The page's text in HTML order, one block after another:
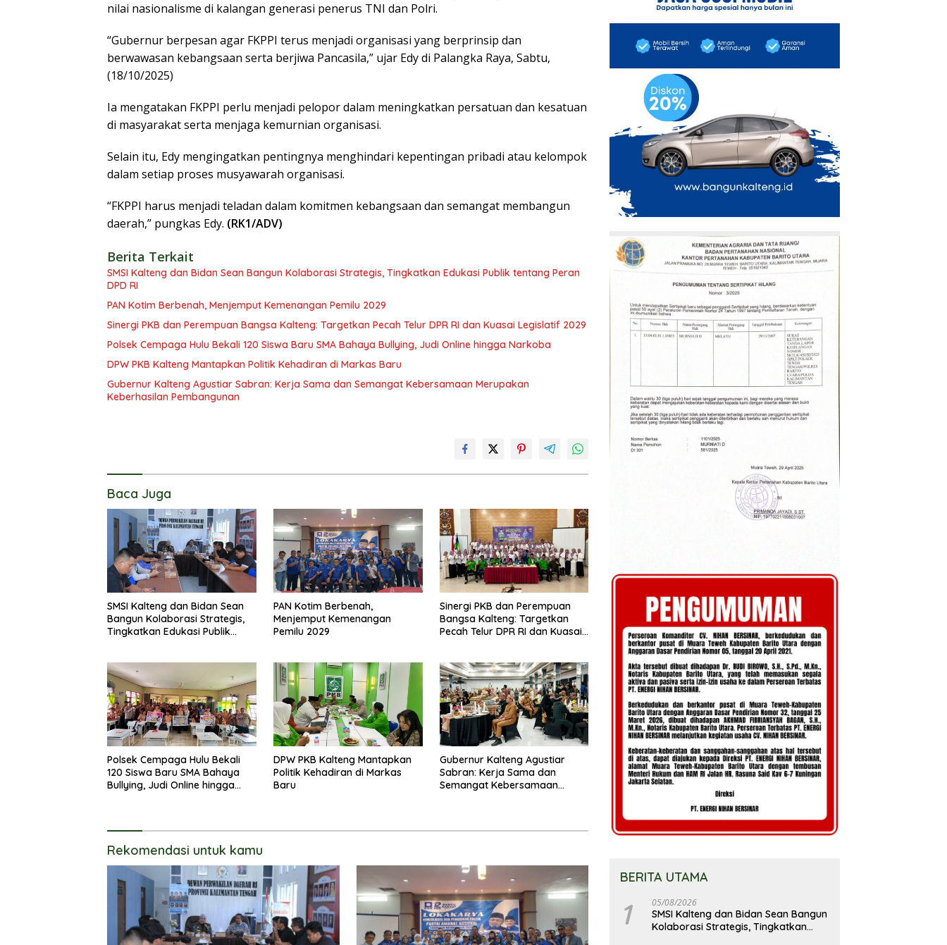
nilai nasionalisme di kalangan generasi penerus TNI dan Polri.
“Gubernur berpesan agar FKPPI terus menjadi organisasi yang berprinsip dan
berwawasan kebangsaan serta berjiwa Pancasila,” ujar Edy di Palangka Raya, Sabtu,
(18/10/2025)
Ia mengatakan FKPPI perlu menjadi pelopor dalam meningkatkan persatuan dan kesatuan
di masyarakat serta menjaga kemurnian organisasi.
Selain itu, Edy mengingatkan pentingnya menghindari kepentingan pribadi atau kelompok
dalam setiap proses musyawarah organisasi.
“FKPPI harus menjadi teladan dalam komitmen kebangsaan dan semangat membangun
daerah,” pungkas Edy. (RK1/ADV)
Berita Terkait
SMSI Kalteng dan Bidan Sean Bangun Kolaborasi Strategis, Tingkatkan Edukasi Publik tentang Peran
DPD RI
PAN Kotim Berbenah, Menjemput Kemenangan Pemilu 2029
Sinergi PKB dan Perempuan Bangsa Kalteng: Targetkan Pecah Telur DPR RI dan Kuasai Legislatif 2029
Polsek Cempaga Hulu Bekali 120 Siswa Baru SMA Bahaya Bullying, Judi Online hingga Narkoba
DPW PKB Kalteng Mantapkan Politik Kehadiran di Markas Baru
Gubernur Kalteng Agustiar Sabran: Kerja Sama dan Semangat Kebersamaan Merupakan
Keberhasilan Pembangunan
Baca Juga
SMSI Kalteng dan Bidan Sean
Bangun Kolaborasi Strategis,
Tingkatkan Edukasi Publik
PAN Kotim Berbenah,
Menjemput Kemenangan
Pemilu 2029
Sinergi PKB dan Perempuan
Bangsa Kalteng: Targetkan
Pecah Telur DPR RI dan Kuasai
Polsek Cempaga Hulu Bekali
120 Siswa Baru SMA Bahaya
Bullying, Judi Online hingga
DPW PKB Kalteng Mantapkan
Politik Kehadiran di Markas
Baru
Gubernur Kalteng Agustiar
Sabran: Kerja Sama dan
Semangat Kebersamaan
Rekomendasi untuk kamu
BERITA UTAMA
1 05/08/2026
SMSI Kalteng dan Bidan Sean Bangun
Kolaborasi Strategis, Tingkatkan